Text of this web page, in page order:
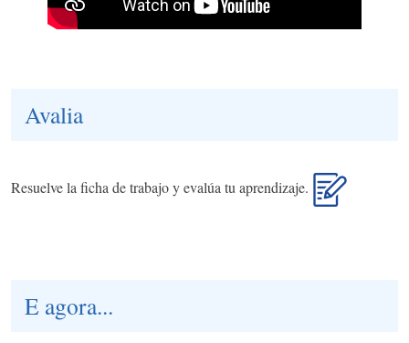
Avalia
Resuelve la ficha de trabajo y evalúa tu aprendizaje.
E agora...